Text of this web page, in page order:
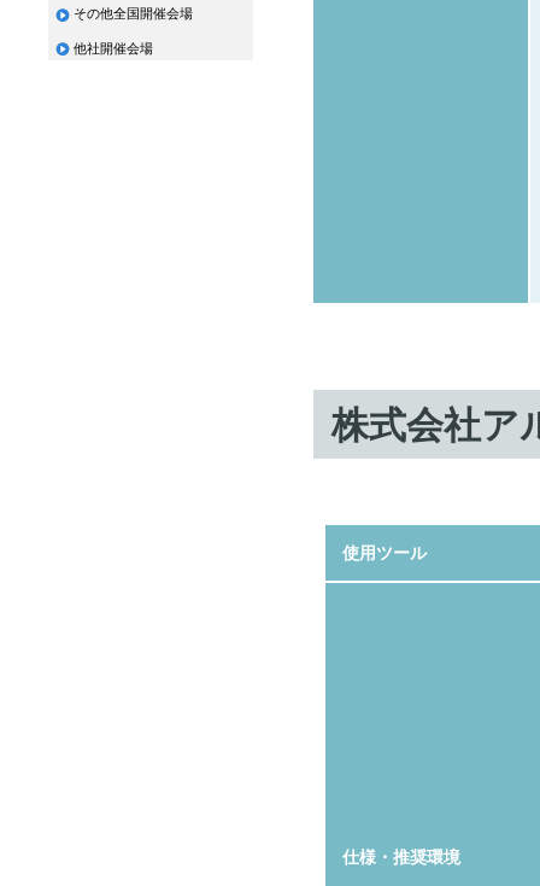
その他全国開催会場
他社開催会場
株式会社ア
使用ツール
仕様・推奨環境